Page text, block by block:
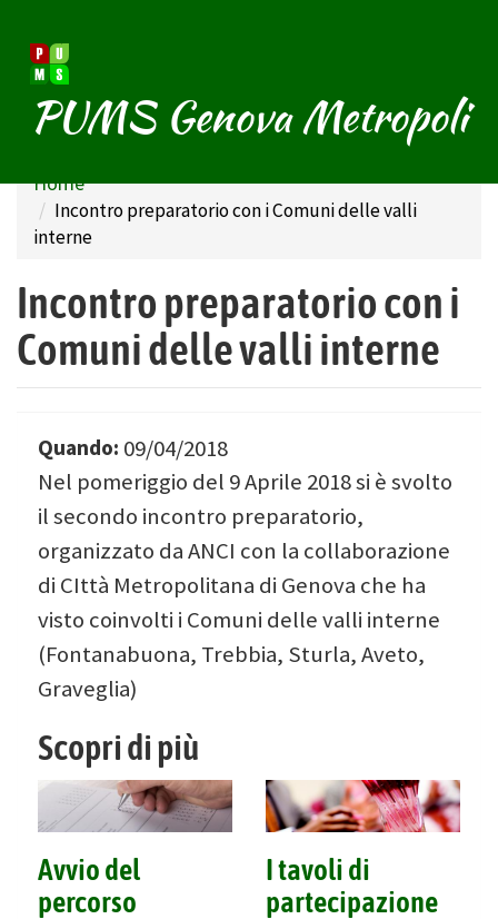
Salta
contenuto
PUMS Genova Metropoli
Home
Incontro preparatorio con i Comuni delle valli
interne
Incontro preparatorio con i
Comuni delle valli interne
Quando: 09/04/2018
Nel pomeriggio del 9 Aprile 2018 si è svolto
il secondo incontro preparatorio,
organizzato da ANCI con la collaborazione
di CIttà Metropolitana di Genova che ha
visto coinvolti i Comuni delle valli interne
(Fontanabuona, Trebbia, Sturla, Aveto,
Graveglia)
Scopri di più
Avvio del
percorso
I tavoli di
partecipazione